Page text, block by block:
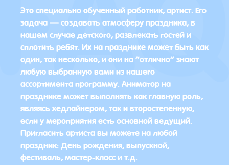
Это специально обученный работник, артист. Его
задача — создавать атмосферу праздника, в
нашем случае детского, развлекать гостей и
сплотить ребят. Их на празднике может быть как
один, так несколько, и они на “отлично” знают
любую выбранную вами из нашего
ассортимента программу. Аниматор на
празднике может выполнять как главную роль,
являясь хедлайнером, так и второстепенную,
если у мероприятия есть основной ведущий.
Пригласить артиста вы можете на любой
праздник: День рождения, выпускной,
фестиваль, мастер-класс и т.д.